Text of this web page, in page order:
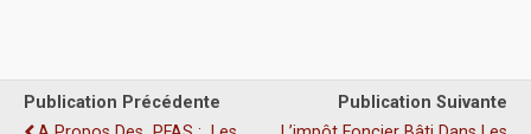
Publication Précédente
Publication Suivante